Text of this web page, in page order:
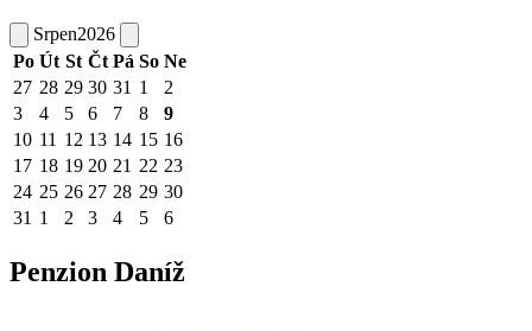
Srpen2026
Po Út St Čt Pá So Ne
27 28 29 30 31 1
2
3
4 5 6 7 8
9
10 11 12 13 14 15 16
17 18 19 20 21 22 23
24 25 26 27 28 29 30
31 1 2 3 4 5 6
Penzion Daníž